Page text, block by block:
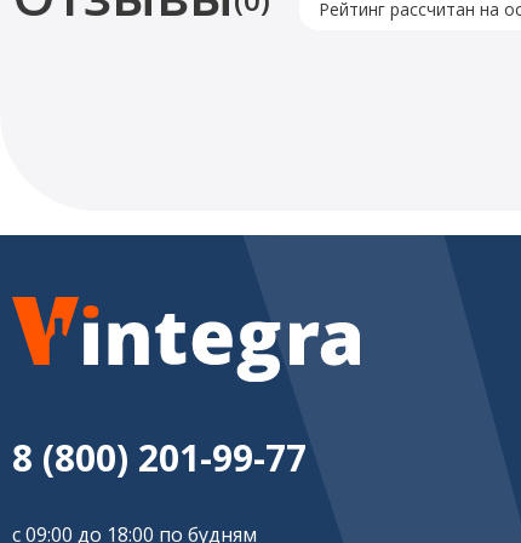
Рейтинг рассчитан на
8 (800) 201-99-77
с 09:00 до 18:00 по будням